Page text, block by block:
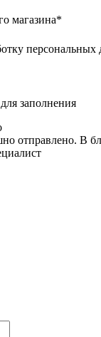
магазина*
персональных
заполнения
отправлено. В